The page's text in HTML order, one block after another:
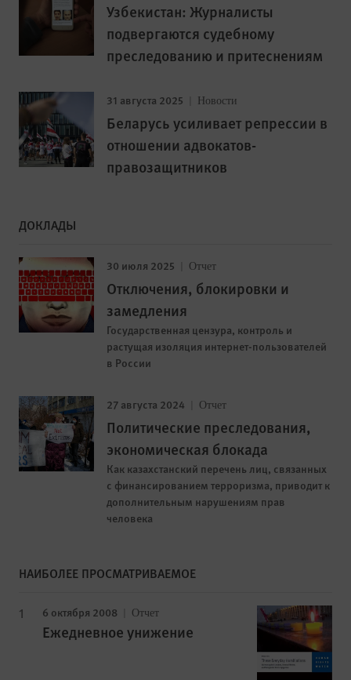
Узбекистан: Журналисты
подвергаются судебному
преследованию и притеснениям
31 августа 2025 Новости
Беларусь усиливает репрессии в
отношении адвокатов-
правозащитников
ДОКЛАДЫ
30 июля 2025 Отчет
Отключения, блокировки и
замедления
Государственная цензура, контроль и
растущая изоляция интернет-пользователей
в России
27 августа 2024 Отчет
Политические преследования,
экономическая блокада
Как казахстанский перечень лиц, связанных
с финансированием терроризма, приводит к
дополнительным нарушениям прав
человека
НАИБОЛЕЕ ПРОСМАТРИВАЕМОЕ
6 октября 2008 Отчет
Ежедневное унижение